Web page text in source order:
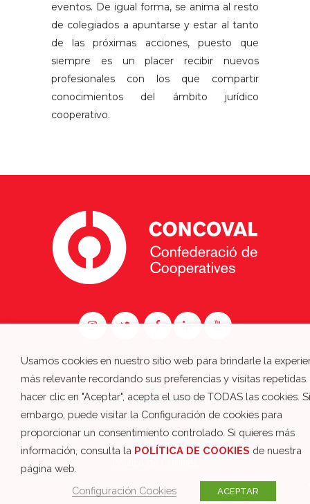
eventos. De igual forma, se anima al resto
de colegiados a apuntarse y estar al tanto
de las próximas acciones, puesto que
siempre es un placer recibir nuevos
profesionales con los que compartir
conocimientos del ámbito jurídico
cooperativo.
Colabora:
Política de Privacidad y Aviso Legal
Usamos cookies en nuestro sitio web para brindarle la
más relevante recordando sus preferencias y visitas
hacer clic en "Aceptar", acepta el uso de TODAS las cookies.
embargo, puede visitar la Configuración de cookies para
proporcionar un consentimiento controlado. Si quieres más
información, consulta la POLÍTICA DE COOKIES de nuestra
página web.
Configuración Cookies
ACEPTAR